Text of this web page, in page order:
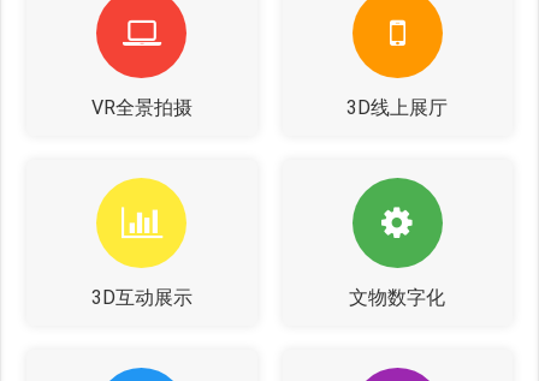
VR全景拍摄 3D线上展厅
3D互动展示 文物数字化